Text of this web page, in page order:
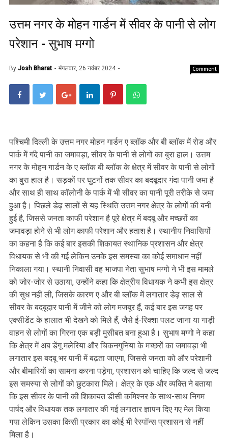
उत्तम नगर के मोहन गार्डन में सीवर के पानी से लोग
परेशान - सुभाष मग्गो
By Josh Bharat मंगलवार, 26 नवंबर 2024 Comment
पश्चिमी दिल्ली के उत्तम नगर मोहन गार्डन ए ब्लॉक और बी ब्लॉक में रोड और
पार्क में गंदे पानी का जमावड़ा, सीवर के पानी से लोगों का बुरा हाल। उत्तम
नगर के मोहन गार्डन के ए ब्लॉक बी ब्लॉक के क्षेत्र में सीवर के पानी से लोगों
का बुरा हाल है। सड़कों पर घुटनों तक सीवर का बदबूदार गंदा पानी जमा है
और साथ ही साथ कॉलोनी के पार्क में भी सीवर का पानी पूरी तरीके से जमा
हुआ है। पिछले डेढ़ सालों से यह स्थिति उत्तम नगर क्षेत्र के लोगों की बनी
हुई है, जिससे जनता काफी परेशान है पूरे क्षेत्र में बदबू और मच्छरों का
जमावड़ा होने से भी लोग काफी परेशान और हताश है। स्थानीय निवासियों
का कहना है कि कई बार इसकी शिकायत स्थानिक प्रशासन और क्षेत्र
विधायक से भी की गई लेकिन उनके इस समस्या का कोई समाधान नहीं
निकाला गया। स्थानी निवासी वह भाजपा नेता सुभाष मग्गो ने भी इस मामले
को जोर-जोर से उठाया, उन्होंने कहा कि क्षेत्रीय विधायक ने कभी इस क्षेत्र
की सुध नहीं ली, जिसके कारण ए और बी ब्लॉक में लगातार डेढ़ साल से
सीवर के बदबूदार पानी में जीने को लोग मजबूर हैं, कई बार इस जगह पर
एक्सीडेंट के हालात भी देखने को मिले हैं, जैसे ई-रिक्शा पलट जाना या गाड़ी
वाहन से लोगों का गिरना एक बड़ी मुसीबत बना हुआ है। सुभाष मग्गो ने कहा
कि क्षेत्र में अब डेंगू मलेरिया और चिकनगुनिया के मच्छरों का जमावड़ा भी
लगातार इस बदबू भर पानी में बढ़ता जाएगा, जिससे जनता को और परेशानी
और बीमारियों का सामना करना पड़ेगा, प्रशासन को चाहिए कि जल्द से जल्द
इस समस्या से लोगों को छुटकारा मिले। क्षेत्र के एक और व्यक्ति ने बताया
कि इस सीवर के पानी की शिकायत डीसी कमिश्नर के साथ-साथ निगम
पार्षद और विधायक तक लगातार की गई लगातार ज्ञापन दिए गए मेल किया
गया लेकिन उसका किसी प्रकार का कोई भी रेस्पॉन्स प्रशासन से नहीं
मिला है।